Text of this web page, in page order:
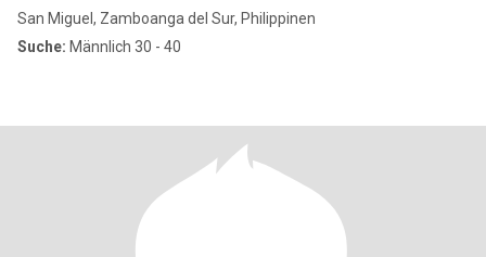
San Miguel, Zamboanga del Sur, Philippinen
Suche: Männlich 30 - 40